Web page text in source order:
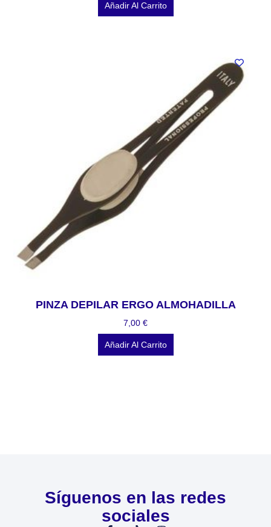
Añadir Al Carrito
PINZA DEPILAR ERGO ALMOHADILLA
7,00 €
Añadir Al Carrito
Síguenos en las redes
sociales